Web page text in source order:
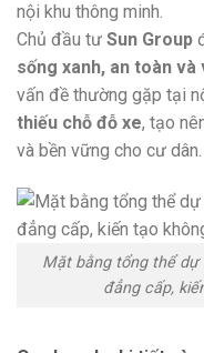
nội khu thông minh.
Chủ đầu tư Sun Group
sống xanh, an toàn và
vấn đề thường gặp tại
thiếu chỗ đỗ xe, tạo
và bền vững cho cư dân.
Mặt bằng tổng thể dự
đẳng cấp,